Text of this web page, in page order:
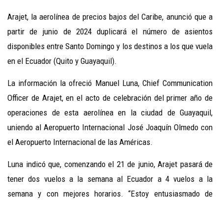
Arajet, la aerolínea de precios bajos del Caribe, anunció que a
partir de junio de 2024 duplicará el número de asientos
disponibles entre Santo Domingo y los destinos a los que vuela
en el Ecuador (Quito y Guayaquil).
La información la ofreció Manuel Luna, Chief Communication
Officer de Arajet, en el acto de celebración del primer año de
operaciones de esta aerolínea en la ciudad de Guayaquil,
uniendo al Aeropuerto Internacional José Joaquín Olmedo con
el Aeropuerto Internacional de las Américas.
Luna indicó que, comenzando el 21 de junio, Arajet pasará de
tener dos vuelos a la semana al Ecuador a 4 vuelos a la
semana y con mejores horarios. “Estoy entusiasmado de